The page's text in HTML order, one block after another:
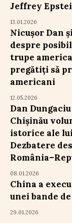
Jeffrey
13.01.2026
Nicușor Dan
despre
trupe
pregătiți să
americani
12.05.2026
Dan
Chișinău
istorice ale
Dezbatere
08.01.2026
China a
unei bande
29.01.2026